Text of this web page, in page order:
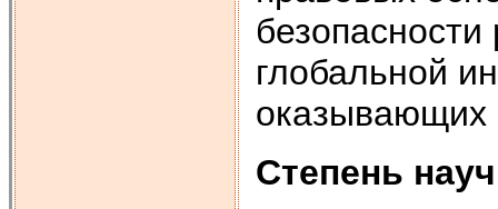
глобальной
оказывающих
Степень